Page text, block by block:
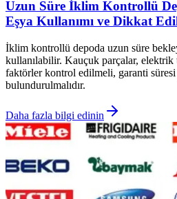
Uzun Süre İklim Kontrollü
Eşya Kullanımı ve Dikkat
İklim kontrollü depoda uzun süre
kullanılabilir. Kauçuk parçalar, elektrik
faktörler kontrol edilmeli, garanti
bulundurulmalıdır.
Daha fazla bilgi edinin